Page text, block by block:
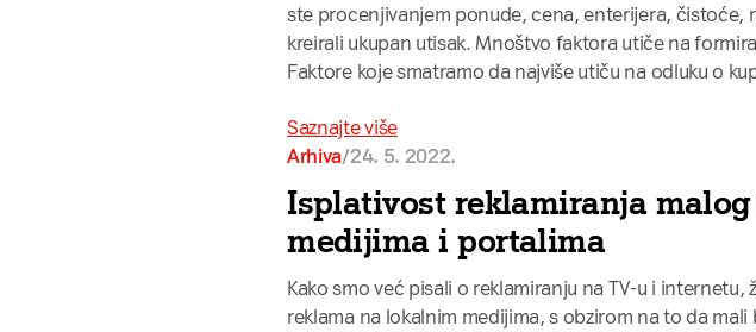
ste procenjivanjem ponude, cena, enterijera, čistoće,
kreirali ukupan utisak. Mnoštvo faktora utiče na
Faktore koje smatramo da najviše utiču na odluku o
Saznajte više
Arhiva/24. 5. 2022.
Isplativost reklamiranja
medijima i portalima
Kako smo već pisali o reklamiranju na TV-u i
reklama na lokalnim medijima, s obzirom na to da mali